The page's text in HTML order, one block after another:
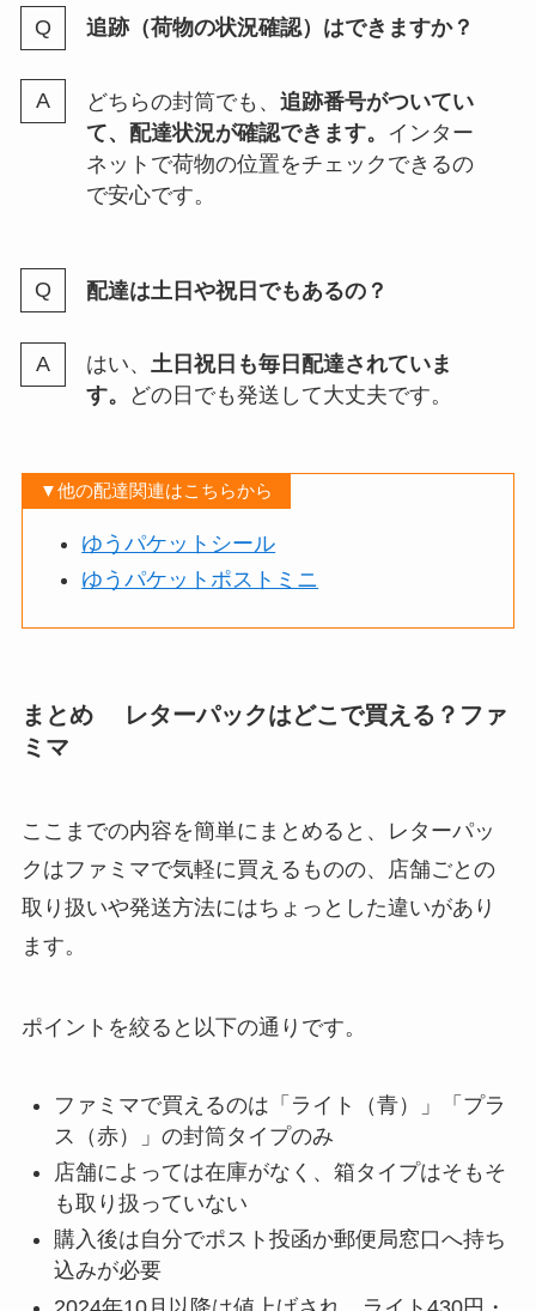
追跡（荷物の状況確認）はできますか？
どちらの封筒でも、 追跡番号がついてい
て、配達状況が確認できます。
インター
ネットで荷物の位置をチェックできるの
で安心です。
配達は土日や祝日でもあるの？
はい、 土日祝日も毎日配達されていま
す。
どの日でも発送して大丈夫です。
▼他の配達関連はこちらから
ゆうパケットシール
ゆうパケットポストミニ
まとめ レターパックはどこで買える？ファ
ミマ
ここまでの内容を簡単にまとめると、レターパッ
クはファミマで気軽に買えるものの、店舗ごとの
取り扱いや発送方法にはちょっとした違いがあり
ます。
ポイントを絞ると以下の通りです。
ファミマで買えるのは「ライト（青）」「プラ
ス（赤）」の封筒タイプのみ
店舗によっては在庫がなく、箱タイプはそもそ
も取り扱っていない
購入後は自分でポスト投函か郵便局窓口へ持ち
込みが必要